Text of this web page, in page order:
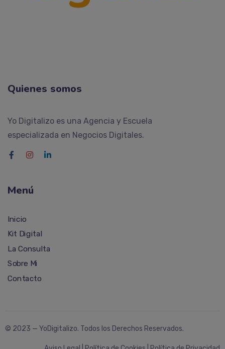
Quienes somos
Yo Digitalizo es una Agencia y Escuela
especializada en Negocios Digitales.
Menú
Inicio
Kit Digital
La Consulta
Sobre Mi
Contacto
© 2023 — YoDigitalizo. Todos los Derechos Reservados.